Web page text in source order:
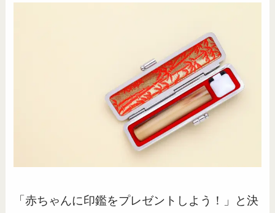
「赤ちゃんに印鑑をプレゼントしよう！」と決